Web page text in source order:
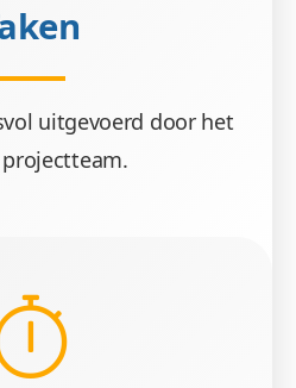
uitgevoerd door het